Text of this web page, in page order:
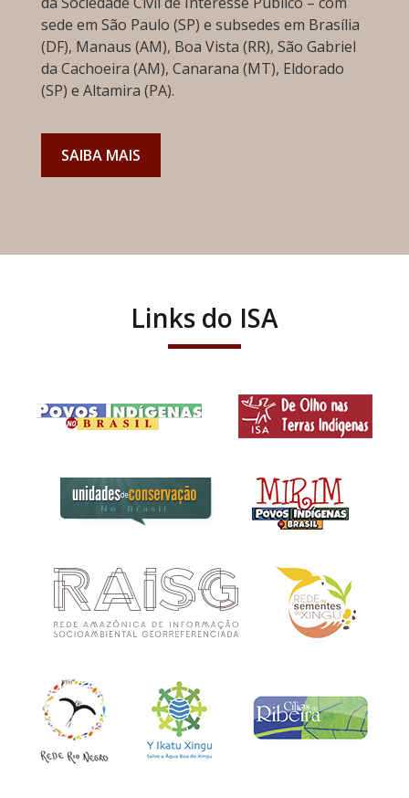
sede em São Paulo (SP) e subsedes em Brasília
(DF), Manaus (AM), Boa Vista (RR), São Gabriel
da Cachoeira (AM), Canarana (MT), Eldorado
(SP) e Altamira (PA).
SAIBA MAIS
Links do ISA